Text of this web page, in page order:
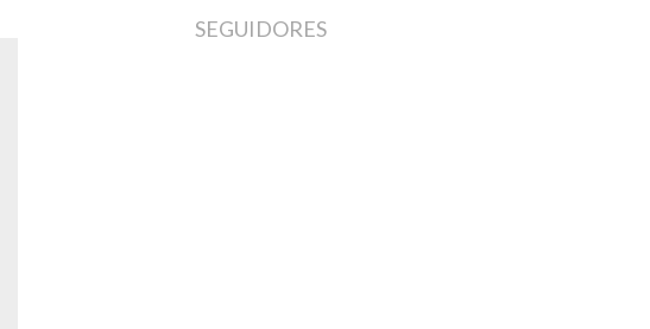
SEGUIDORES